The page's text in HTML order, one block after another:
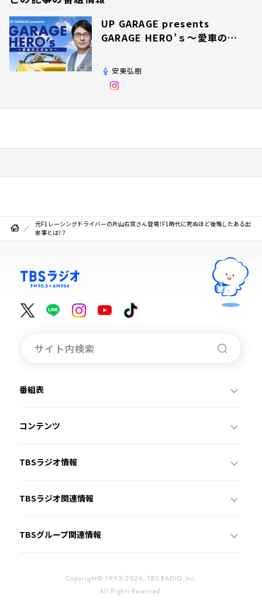
UP GARAGE presents
GARAGE HERO’ｓ～愛車のこ
安東弘樹
元F1レーシングドライバーの片山右京さん登場！F1時代に死ぬほど後悔したある出
来事とは！？
番組表
コンテンツ
TBSラジオ情報
TBSラジオ関連情報
TBSグループ関連情報
Copyright© 1995-2026, TBS RADIO,Inc.
All Rights Reserved.